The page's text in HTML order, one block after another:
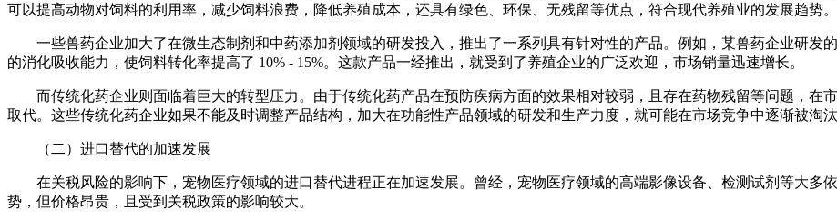
可以提高动物对饲料的利用率，减少饲料浪费，降低养殖成本，还具有绿色、环保、无残留等优点，符合现代养殖业的发展趋势。
一些兽药企业加大了在微生态制剂和中药添加剂领域的研发投入，推出了一系列具有针对性的产品。例如，某兽药企业研发
的消化吸收能力，使饲料转化率提高了 10% - 15%。这款产品一经推出，就受到了养殖企业的广泛欢迎，市场销量迅速增长。
而传统化药企业则面临着巨大的转型压力。由于传统化药产品在预防疾病方面的效果相对较弱，且存在药物残留等问题，在
取代。这些传统化药企业如果不能及时调整产品结构，加大在功能性产品领域的研发和生产力度，就可能在市场竞争中逐渐被淘汰
（二）进口替代的加速发展
在关税风险的影响下，宠物医疗领域的进口替代进程正在加速发展。曾经，宠物医疗领域的高端影像设备、检测试剂等大多
势，但价格昂贵，且受到关税政策的影响较大。